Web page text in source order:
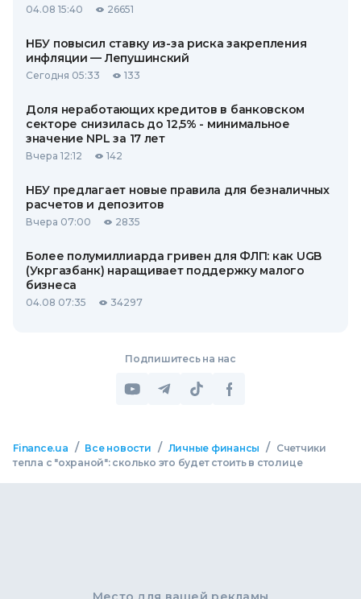
04.08 15:40 26651
НБУ повысил ставку из-за риска закрепления
инфляции — Лепушинский
Сегодня 05:33 133
Доля неработающих кредитов в банковском
секторе снизилась до 12,5% - минимальное
значение NPL за 17 лет
Вчера 12:12 142
НБУ предлагает новые правила для безналичных
расчетов и депозитов
Вчера 07:00 2835
Более полумиллиарда гривен для ФЛП: как UGB
(Укргазбанк) наращивает поддержку малого
бизнеса
04.08 07:35 34297
Подпишитесь на нас
Finance.ua / Все новости / Личные финансы /
Счетчики
тепла с "охраной": сколько это будет стоить в столице